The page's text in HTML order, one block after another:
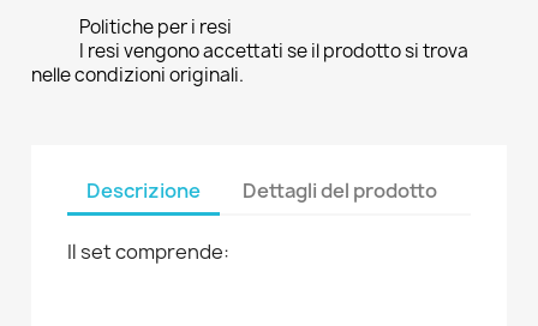
Politiche per i resi
I resi vengono accettati se il prodotto si trova
nelle condizioni originali.
Descrizione Dettagli del prodotto
Il set comprende: